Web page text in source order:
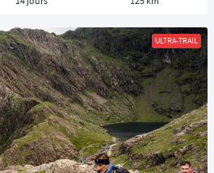
ULTRA-TRAIL